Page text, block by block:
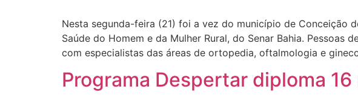
Nesta segunda-feira (21) foi a vez do município de Conceição
Saúde do Homem e da Mulher Rural, do Senar Bahia.
com especialistas das áreas de ortopedia, oftalmologia e
Programa Despertar diploma